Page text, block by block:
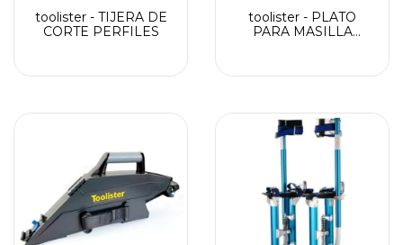
toolister - TIJERA DE
CORTE PERFILES
toolister - PLATO
PARA MASILLA